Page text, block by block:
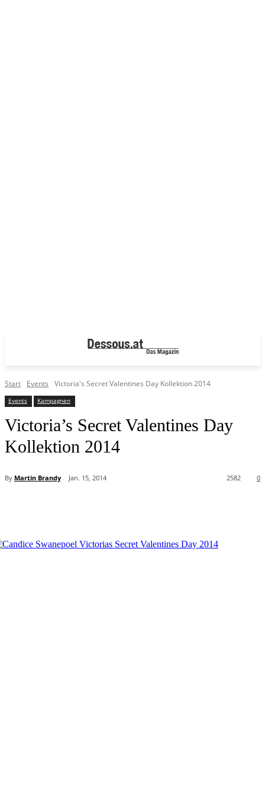
Start Events Victoria's Secret Valentines Day Kollektion 2014
Events Kampagnen
Victoria’s Secret Valentines Day
Kollektion 2014
By Martin Brandy Jan. 15, 2014 0
2582